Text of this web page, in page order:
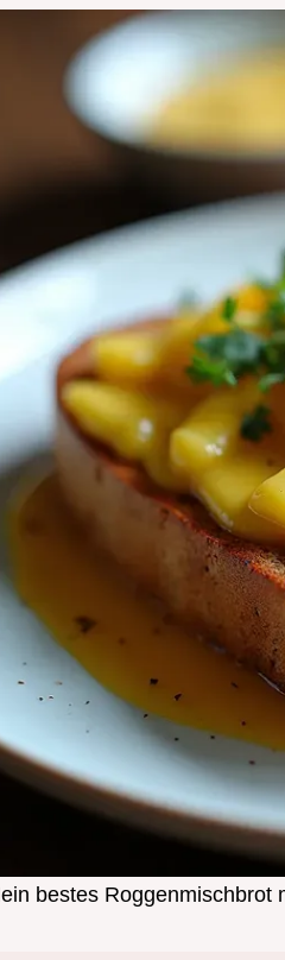
bestes Roggenmischbrot